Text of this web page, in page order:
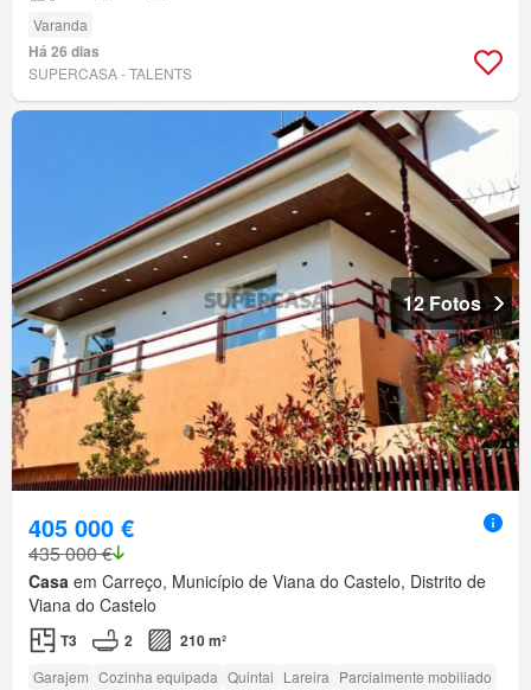
Varanda
Há 26 dias
SUPERCASA - TALENTS
12 Fotos
405 000 €
435 000 €
Casa em Carreço, Município de Viana do Castelo, Distrito de
Viana do Castelo
T3 2 210 m²
Garajem Cozinha equipada Quintal Lareira Parcialmente mobiliado